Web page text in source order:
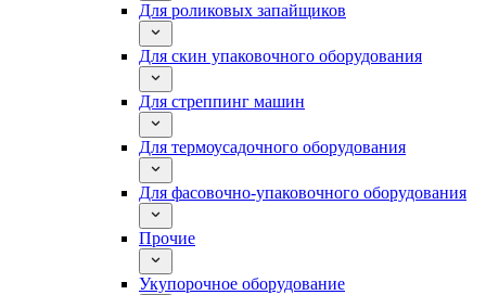
Для роликовых запайщиков
Для скин упаковочного оборудования
Для стреппинг машин
Для термоусадочного оборудования
Для фасовочно-упаковочного оборудования
Прочие
Укупорочное оборудование